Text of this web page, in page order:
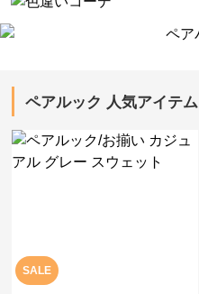
ペアルック 人気アイテム
SALE